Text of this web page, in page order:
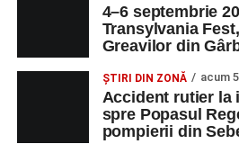
Ultimele știri din Sebeș
4–6 septembrie 2026:
Fest, la Cetatea Greavilor
Accident rutier la ieșirea
Regelui. Intervin pompierii
4–6 septembrie
Transylvania
Greavilor din
ȘTIRI DIN ZONĂ acum
Accident rutier la
spre Popasul
pompierii din